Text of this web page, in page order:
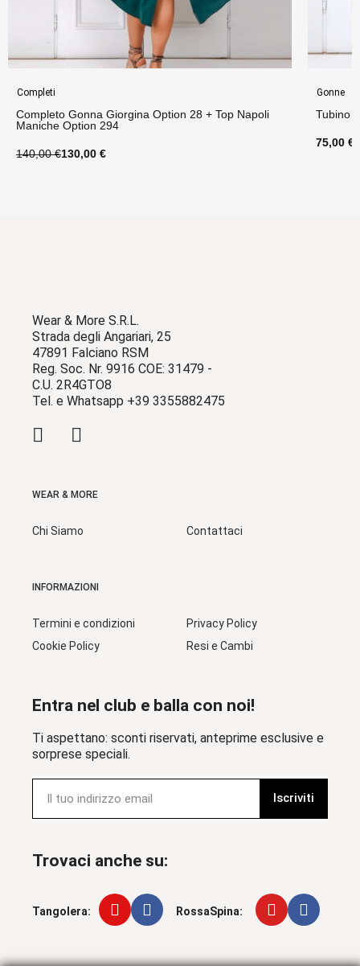
Completi
Completo Gonna Giorgina Option 28 + Top Napoli
Maniche Option 294
140,00 €130,00 €
Gonne
Tubino
75,00 €
Wear & More S.R.L.
Strada degli Angariari, 25
47891 Falciano RSM
Reg. Soc. Nr. 9916 COE: 31479 -
C.U. 2R4GTO8
Tel. e Whatsapp +39 3355882475
WEAR & MORE
Chi Siamo Contattaci
INFORMAZIONI
Termini e condizioni
Cookie Policy
Privacy Policy
Resi e Cambi
Entra nel club e balla con noi!
Ti aspettano: sconti riservati, anteprime esclusive e
sorprese speciali.
Iscriviti
Trovaci anche su:
Tangolera: RossaSpina: